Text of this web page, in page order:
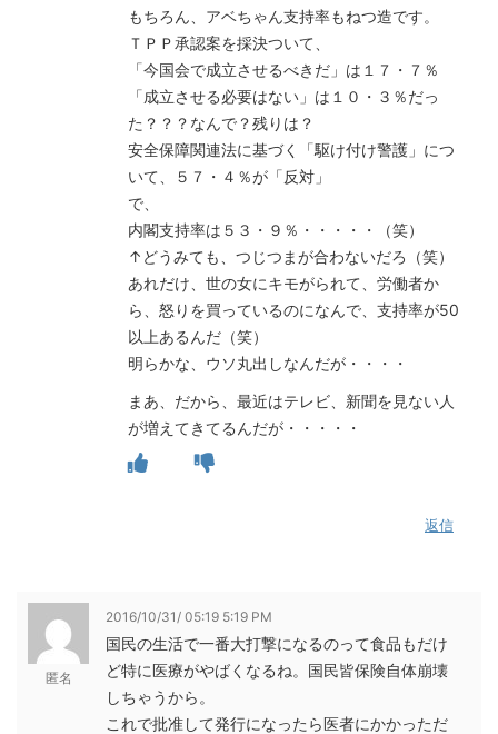
もちろん、アベちゃん支持率もねつ造です。
ＴＰＰ承認案を採決ついて、
「今国会で成立させるべきだ」は１７・７％
「成立させる必要はない」は１０・３％だっ
た？？？なんで？残りは？
安全保障関連法に基づく「駆け付け警護」につ
いて、５７・４％が「反対」
で、
内閣支持率は５３・９％・・・・・（笑）
↑どうみても、つじつまが合わないだろ（笑）
あれだけ、世の女にキモがられて、労働者か
ら、怒りを買っているのになんで、支持率が50
以上あるんだ（笑）
明らかな、ウソ丸出しなんだが・・・・
まあ、だから、最近はテレビ、新聞を見ない人
が増えてきてるんだが・・・・・
返信
匿名
2016/10/31/ 05:19 5:19 PM
国民の生活で一番大打撃になるのって食品もだけ
ど特に医療がやばくなるね。国民皆保険自体崩壊
しちゃうから。
これで批准して発行になったら医者にかかっただ